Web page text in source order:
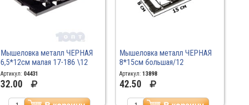
Мышеловка металл ЧЕРНАЯ
6,5*12см малая 17-186 \12
Артикул: 04431
32.00
Мышеловка металл ЧЕРНАЯ
8*15см большая/12
Артикул: 13898
42.50